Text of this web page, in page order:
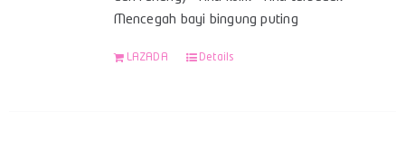
Mencegah bayi bingung puting
LAZADA Details